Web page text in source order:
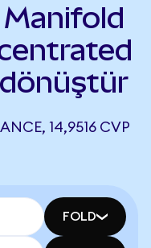
14,9516 CVP
FOLD